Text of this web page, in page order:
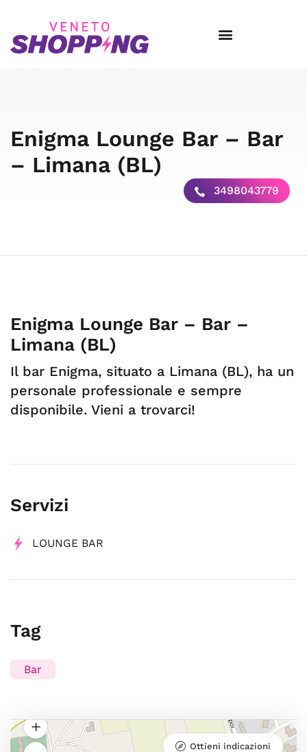
Enigma Lounge Bar – Bar
– Limana (BL)
3498043779
Enigma Lounge Bar – Bar –
Limana (BL)
Il bar Enigma, situato a Limana (BL), ha un
personale professionale e sempre
disponibile. Vieni a trovarci!
Servizi
LOUNGE BAR
Tag
Bar
Ottieni indicazioni